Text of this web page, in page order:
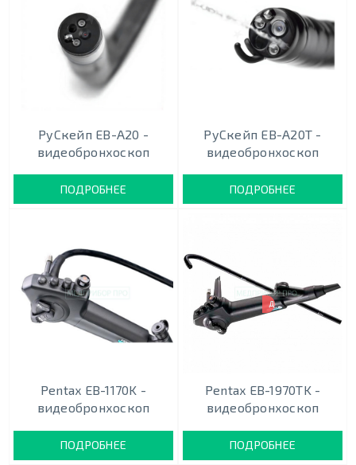
РуСкейп EB-A20 -
видеобронхоскоп
ПОДРОБНЕЕ
РуСкейп EB-A20T -
видеобронхоскоп
ПОДРОБНЕЕ
Pentax EB-1170K -
видеобронхоскоп
ПОДРОБНЕЕ
ДВУХКАНАЛЬНЫЙ
Pentax EB-1970TK -
видеобронхоскоп
ПОДРОБНЕЕ